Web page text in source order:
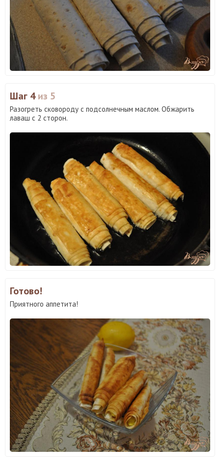
Шаг 4из 5
Разогреть сковороду с подсолнечным маслом. Обжарить
лаваш с 2 сторон.
Готово!
Приятного аппетита!